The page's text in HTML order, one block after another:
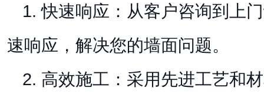
1. 快速响应：从客户咨询到上
速响应，解决您的墙面问题。
2. 高效施工：采用先进工艺和